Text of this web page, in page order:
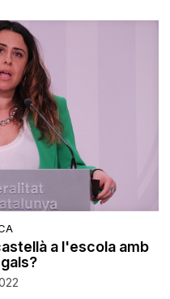
a l'escola amb